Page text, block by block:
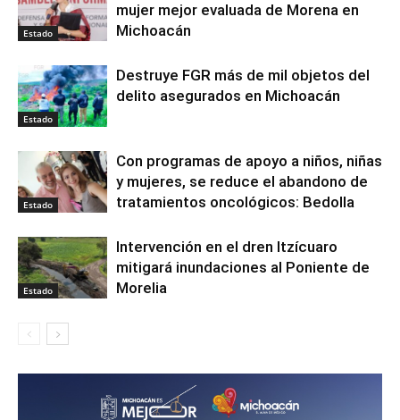
Estado
mujer mejor evaluada de Morena en
Michoacán
Estado
Destruye FGR más de mil objetos del
delito asegurados en Michoacán
Estado
Con programas de apoyo a niños, niñas
y mujeres, se reduce el abandono de
tratamientos oncológicos: Bedolla
Estado
Intervención en el dren Itzícuaro
mitigará inundaciones al Poniente de
Morelia